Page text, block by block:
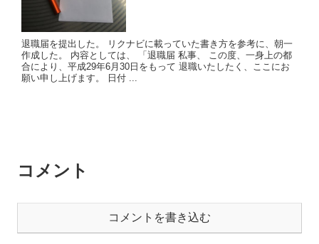
退職届を提出した。 リクナビに載っていた書き方を参考に、朝一
作成した。 内容としては、 「退職届 私事、 この度、一身上の都
合により、平成29年6月30日をもって 退職いたしたく、ここにお
願い申し上げます。 日付 ...
コメント
コメントを書き込む